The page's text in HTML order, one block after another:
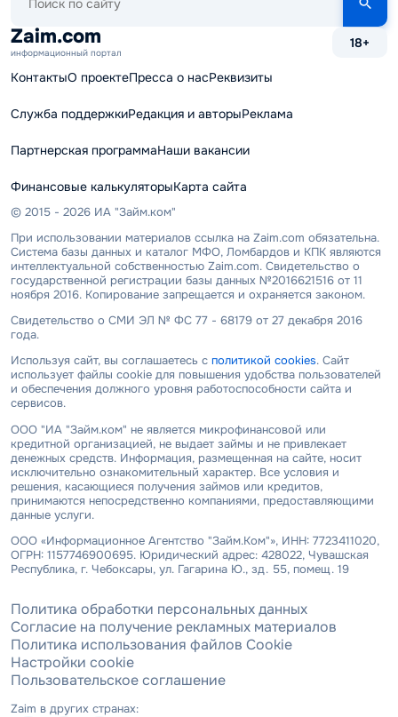
сайту
Zaim.com
информационный портал
18+
КонтактыО проектеПресса о насРеквизиты
Служба поддержкиРедакция и авторыРеклама
Партнерская программаНаши вакансии
Финансовые калькуляторыКарта сайта
© 2015 - 2026 ИА "Займ.ком"
При использовании материалов ссылка на Zaim.com обязательна.
Система базы данных и каталог МФО, Ломбардов и КПК являются
интеллектуальной собственностью Zaim.com. Свидетельство о
государственной регистрации базы данных №2016621516 от 11
ноября 2016. Копирование запрещается и охраняется законом.
Свидетельство о СМИ ЭЛ № ФС 77 - 68179 от 27 декабря 2016
года.
Используя сайт, вы соглашаетесь с политикой cookies. Сайт
использует файлы cookie для повышения удобства пользователей
и обеспечения должного уровня работоспособности сайта и
сервисов.
ООО "ИА "Займ.ком" не является микрофинансовой или
кредитной организацией, не выдает займы и не привлекает
денежных средств. Информация, размещенная на сайте, носит
исключительно ознакомительный характер. Все условия и
решения, касающиеся получения займов или кредитов,
принимаются непосредственно компаниями, предоставляющими
данные услуги.
ООО «Информационное Агентство "Займ.Ком"», ИНН: 7723411020,
ОГРН: 1157746900695. Юридический адрес: 428022, Чувашская
Республика, г. Чебоксары, ул. Гагарина Ю., зд. 55, помещ. 19
Политика обработки персональных данных
Согласие на получение рекламных материалов
Политика использования файлов Cookie
Настройки cookie
Пользовательское соглашение
Zaim в других странах: